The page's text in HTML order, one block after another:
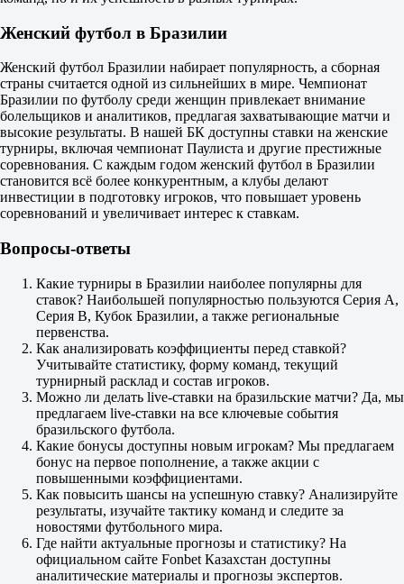
2.35
Сан-Паулу
Коритиба Парана
16 августа в 03:00
1.65
3.60
5.40
1X
12
X2
1.13
1.27
Фора
1.65
1.80
Обе забьют
1.95
ИТ 1
Женский футбол в Бразилии
Женский футбол Бразилии набирает популярность, а сборная
страны считается одной из сильнейших в мире. Чемпионат
Бразилии по футболу среди женщин привлекает внимание
болельщиков и аналитиков, предлагая захватывающие матчи и
высокие результаты. В нашей БК доступны ставки на женские
турниры, включая чемпионат Паулиста и другие престижные
соревнования. С каждым годом женский футбол в Бразилии
становится всё более конкурентным, а клубы делают
инвестиции в подготовку игроков, что повышает уровень
соревнований и увеличивает интерес к ставкам.
Вопросы-ответы
Какие турниры в Бразилии наиболее популярны для
ставок? Наибольшей популярностью пользуются Серия A,
Серия B, Кубок Бразилии, а также региональные
первенства.
Как анализировать коэффициенты перед ставкой?
Учитывайте статистику, форму команд, текущий
турнирный расклад и состав игроков.
Можно ли делать live-ставки на бразильские матчи? Да, мы
предлагаем live-ставки на все ключевые события
бразильского футбола.
Какие бонусы доступны новым игрокам? Мы предлагаем
бонус на первое пополнение, а также акции с
повышенными коэффициентами.
Как повысить шансы на успешную ставку? Анализируйте
результаты, изучайте тактику команд и следите за
новостями футбольного мира.
Где найти актуальные прогнозы и статистику? На
официальном сайте Fonbet Казахстан доступны
аналитические материалы и прогнозы экспертов.